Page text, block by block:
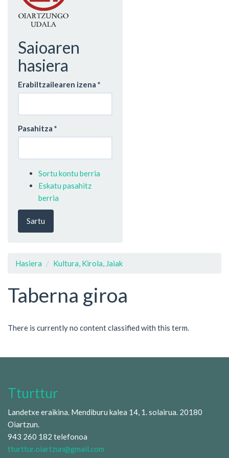
Saioaren
hasiera
Erabiltzailearen izena *
Pasahitza *
Sortu kontu berria
Eskatu pasahitz
berria
Sartu
Hasiera Kultura, Kirola, Jaiak
Taberna giroa
There is currently no content classified with this term.
Tturttur
Landetxe eraikina. Mendiburu kalea 14, 1. solairua. 20180
Oiartzun.
943 260 182 telefonoa
tturttur.oiartzun@gmail.com